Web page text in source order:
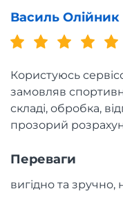
Василь Олійник
Користуюсь
замовляв
складі, обробка,
прозорий
Переваги
вигідно та зручно,